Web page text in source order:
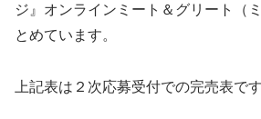
ジ』オンラインミート＆グリート（
とめています。
上記表は２次応募受付での完売表です